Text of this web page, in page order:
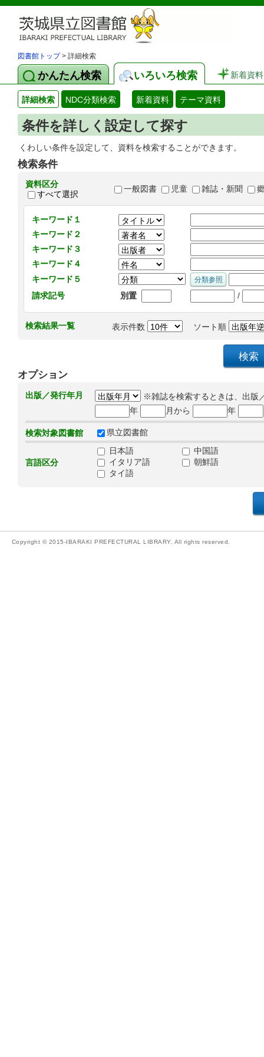
図書館トップ> 詳細検索
かんたん検索 いろいろ検索 新着資料
詳細検索 NDC分類検索 新着資料 テーマ資料
条件を詳しく設定して探す
くわしい条件を設定して、資料を検索することができます。
検索条件
資料区分
すべて選択
一般図書 児童 雑誌・新聞
キーワード１
キーワード２
キーワード３
キーワード４
キーワード５
請求記号
別置 /
検索結果一覧 表示件数 ソート順
オプション
出版／発行年月
※雑誌を検索するときは、出版
年
月から 年
検索対象図書館 県立図書館
言語区分
日本語
中国語
イタリア語
朝鮮語
タイ語
Copyright © 2015-IBARAKI PREFECTURAL LIBRARY. All rights reserved.